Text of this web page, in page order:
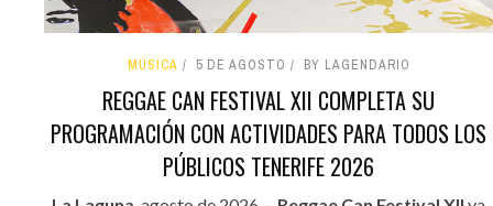
MÚSICA 5 DE AGOSTO BY LAGENDARIO
REGGAE CAN FESTIVAL XII COMPLETA SU
PROGRAMACIÓN CON ACTIVIDADES PARA TODOS LOS
PÚBLICOS TENERIFE 2026